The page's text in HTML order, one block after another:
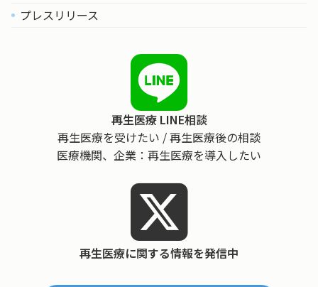
プレスリリース
再生医療 LINE相談
再生医療を受けたい / 再生医療後の相談
医療機関、企業：再生医療を導入したい
再生医療に関する情報を発信中